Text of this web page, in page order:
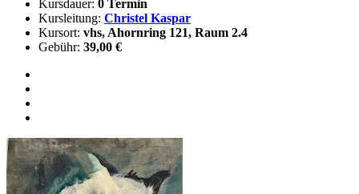
Kursdauer: 0 Termin
Kursleitung: Christel Kaspar
Kursort: vhs, Ahornring 121, Raum 2.4
Gebühr: 39,00 €